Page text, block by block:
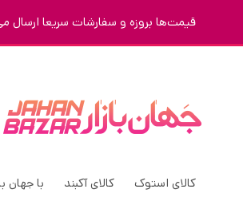
قیمت‌ها بروزه و سفارشات سریعا ارسال می
کالای استوک کالای آکبند با جهان